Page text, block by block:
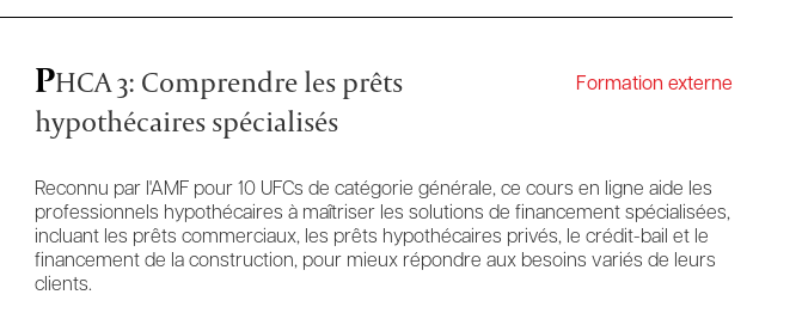
PHCA 3: Comprendre les prêts
hypothécaires spécialisés
Formation externe
Reconnu par l'AMF pour 10 UFCs de catégorie générale, ce cours en ligne aide les
professionnels hypothécaires à maîtriser les solutions de financement spécialisées,
incluant les prêts commerciaux, les prêts hypothécaires privés, le crédit-bail et le
financement de la construction, pour mieux répondre aux besoins variés de leurs
clients.